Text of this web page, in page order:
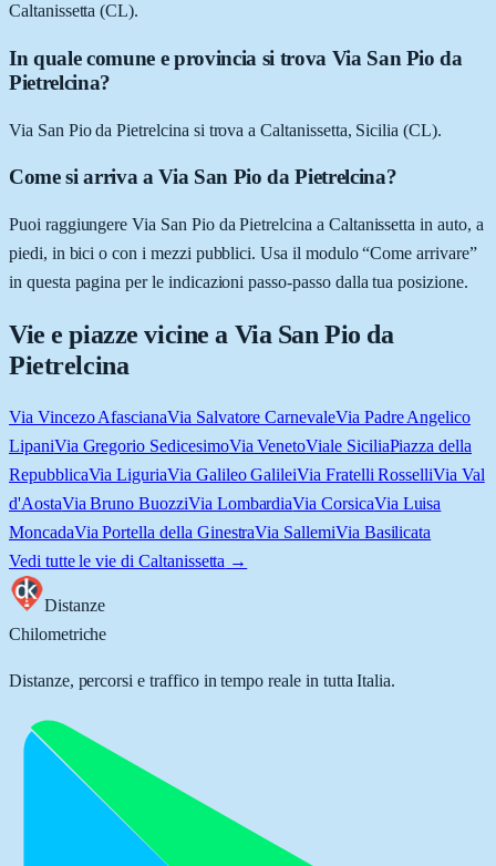
Caltanissetta (CL).
In quale comune e provincia si trova Via San Pio da
Pietrelcina?
Via San Pio da Pietrelcina si trova a Caltanissetta, Sicilia (CL).
Come si arriva a Via San Pio da Pietrelcina?
Puoi raggiungere Via San Pio da Pietrelcina a Caltanissetta in auto, a
piedi, in bici o con i mezzi pubblici. Usa il modulo “Come arrivare”
in questa pagina per le indicazioni passo-passo dalla tua posizione.
Vie e piazze vicine a Via San Pio da
Pietrelcina
Via Vincezo AfascianaVia Salvatore CarnevaleVia Padre Angelico
LipaniVia Gregorio SedicesimoVia VenetoViale SiciliaPiazza della
RepubblicaVia LiguriaVia Galileo GalileiVia Fratelli RosselliVia Val
d'AostaVia Bruno BuozziVia LombardiaVia CorsicaVia Luisa
MoncadaVia Portella della GinestraVia SallemiVia Basilicata
Vedi tutte le vie di Caltanissetta →
Distanze
Chilometriche
Distanze, percorsi e traffico in tempo reale in tutta Italia.